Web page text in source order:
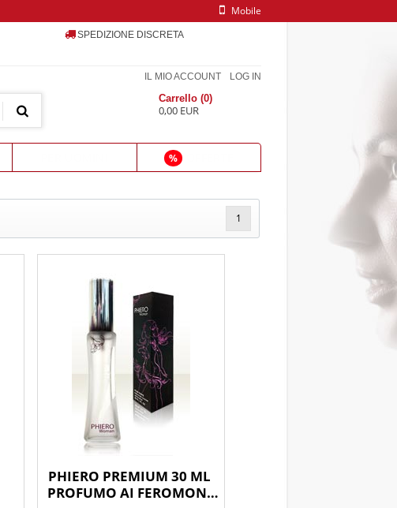
Mobile
SPEDIZIONE DISCRETA
LOG IN
IL MIO ACCOUNT
Carrello (0)
0,00 EUR
%
1
PHIERO PREMIUM 30 ML
PROFUMO AI FEROMONI